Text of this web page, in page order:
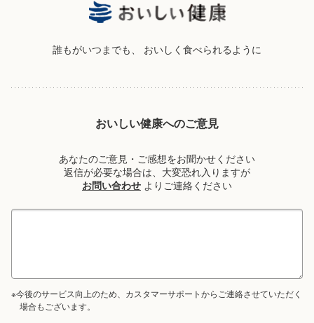
誰もがいつまでも、 おいしく食べられるように
おいしい健康へのご意見
あなたのご意見・ご感想をお聞かせください
返信が必要な場合は、大変恐れ入りますが
お問い合わせ よりご連絡ください
※今後のサービス向上のため、カスタマーサポートからご連絡させていただく
場合もございます。